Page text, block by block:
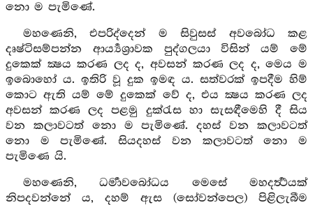
නො ම පැමිණේ.
මහණෙනි, එපරිද්දෙන් ම සිවුසස් අවබෝධ කළ
දෘෂ්ටිසම්පන්න ආර්‍ය්‍යශ්‍රාවක පුද්ගලයා විසින් යම් මේ
දුකෙක් ක්‍ෂය කරණ ලද ද, අවසන් කරණ ලද ද, මෙය ම
ඉබොහෝ ය. ඉතිරි වූ දුක ඉමඳ ය. සත්වරක් ඉපදීම හිම්
කොට ඇති යම් මේ දුකෙක් වේ ද, එය ක්‍ෂය කරණ ලද
අවසන් කරණ ලද පළමු දුක්රැස හා සැසඳීමෙහි දී සිය
වන කලාවටත් නො ම පැමිණේ. දහස් වන කලාවටත්
නො ම පැමිණේ. සියදහස් වන කලාවටත් නො ම
පැමිණෙ යි.
මහණෙනි, ධර්‍මාවබෝධය මෙසේ මහදර්‍ත්‍ථයක්
නිපදවන්නේ ය, දහම් ඇස (සෝවන්පෙල) පිළිලැබීම